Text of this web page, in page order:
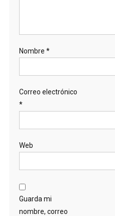
Nombre *
Correo electrónico
*
Web
Guarda mi
nombre, correo